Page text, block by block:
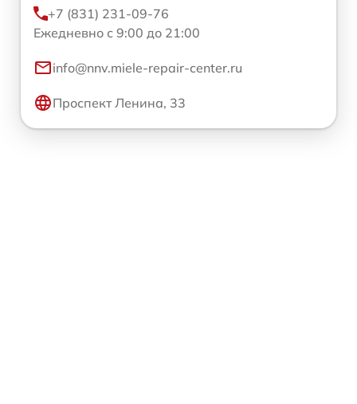
+7 (831) 231-09-76
Ежедневно с 9:00 до 21:00
info@nnv.miele-repair-center.ru
Проспект Ленина, 33